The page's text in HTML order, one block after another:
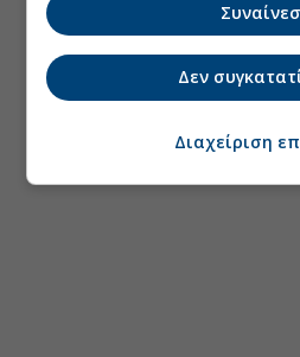
Δεν
Διαχείριση